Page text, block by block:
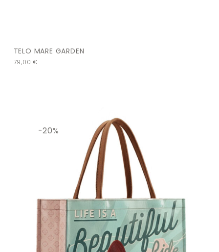
TELO MARE GARDEN
79,00€
-20%